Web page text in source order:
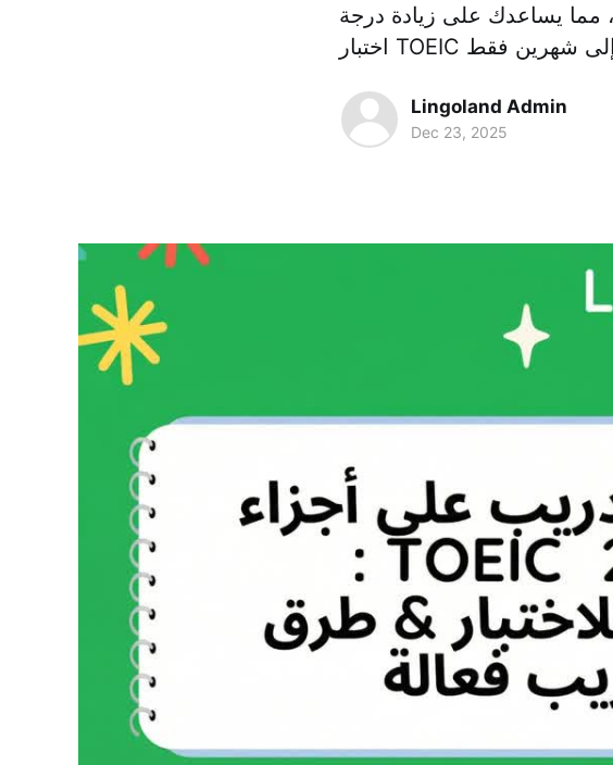
مما يساعدك على زيادة درجة
Lingoland Admin
Dec 23, 2025